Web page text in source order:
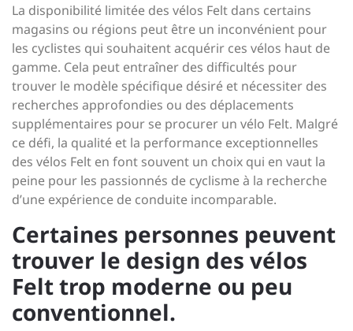
La disponibilité limitée des vélos Felt dans certains
magasins ou régions peut être un inconvénient pour
les cyclistes qui souhaitent acquérir ces vélos haut de
gamme. Cela peut entraîner des difficultés pour
trouver le modèle spécifique désiré et nécessiter des
recherches approfondies ou des déplacements
supplémentaires pour se procurer un vélo Felt. Malgré
ce défi, la qualité et la performance exceptionnelles
des vélos Felt en font souvent un choix qui en vaut la
peine pour les passionnés de cyclisme à la recherche
d’une expérience de conduite incomparable.
Certaines personnes peuvent
trouver le design des vélos
Felt trop moderne ou peu
conventionnel.